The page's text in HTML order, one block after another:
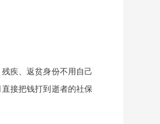
疾、返贫身份不用自己
接把钱打到逝者的社保